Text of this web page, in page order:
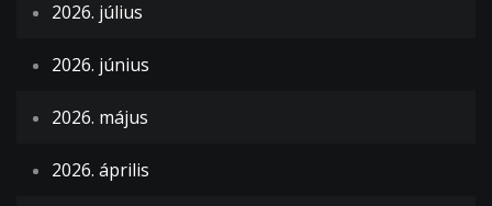
2026. július
2026. június
2026. május
2026. április